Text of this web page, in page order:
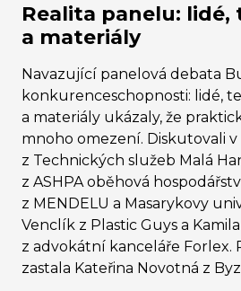
Realita panelu:
a materiály
Navazující panelová debata
konkurenceschopnosti: lidé,
a materiály ukázaly, že
mnoho omezení. Diskutovali
z Technických služeb Malá
z ASHPA oběhová
z MENDELU a Masarykovy
Venclík z Plastic Guys a
z advokátní kanceláře Forlex.
zastala Kateřina Novotná z